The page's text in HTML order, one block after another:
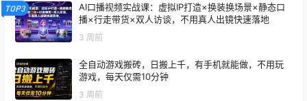
TOP3
AI口播视频实战课：虚拟IP打造×换装换场景×静态口
播×行走带货×双人访谈，不用真人出镜快速落地
3 周前
全自动游戏搬砖，日搬上千，有手机就能做，不用玩
游戏，每天仅需10分钟
3 周前